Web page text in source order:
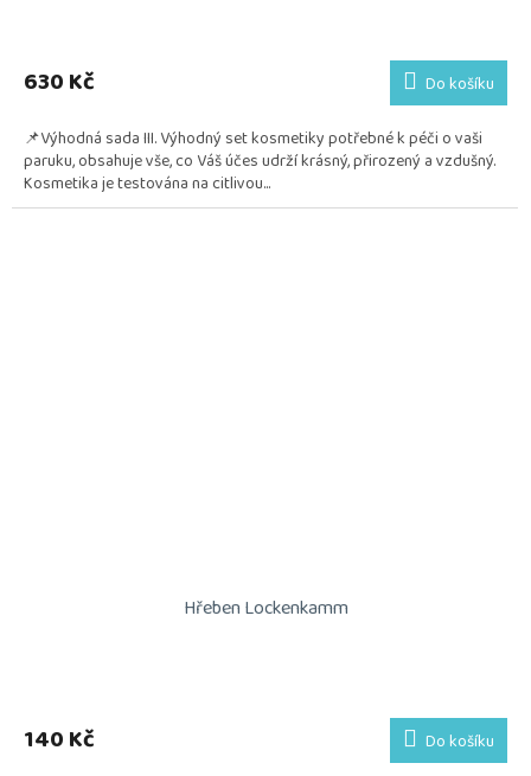
produktu
je
z
5
hvězdiček.
630 Kč Do košíku
📌Výhodná sada III. Výhodný set kosmetiky potřebné k péči o vaši
paruku, obsahuje vše, co Váš účes udrží krásný, přirozený a vzdušný.
Kosmetika je testována na citlivou...
Hřeben Lockenkamm
140 Kč Do košíku